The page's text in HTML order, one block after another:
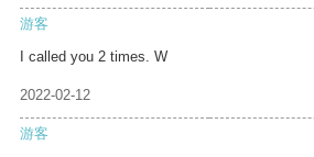
游客
I called you 2 times. W
2022-02-12
游客